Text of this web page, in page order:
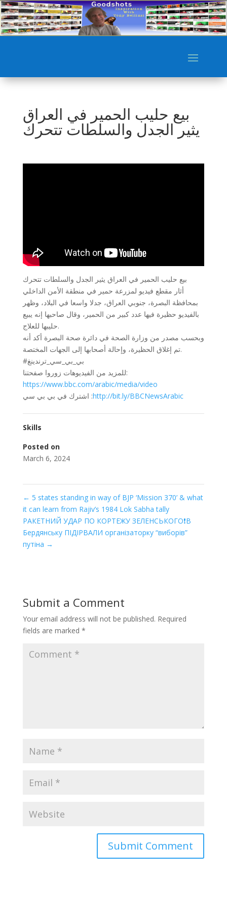
بيع حليب الحمير في العراق
يثير الجدل والسلطات تتحرك
بيع حليب الحمير في العراق يثير الجدل والسلطات تتحرك
أثار مقطع فيديو لمزرعة حمير في منطقة الأمن الداخلي
بمحافظة البصرة، جنوبي العراق، جدلا واسعا في البلاد، وظهر
بالفيديو حظيرة فيها عدد كبير من الحمير، وقال صاحبها إنه يبيع
حليبها للعلاج.
وبحسب مصدر من وزارة الصحة في دائرة صحة البصرة أكد أنه
تم إغلاق الحظيرة، وإحالة أصحابها إلى الجهات المختصة.
#بي_بي_سي_ترندينغ
للمزيد من الفيديوهات زوروا صفحتنا:
https://www.bbc.com/arabic/media/video
اشترك في بي بي سي :http://bit.ly/BBCNewsArabic
Skills
Posted on
March 6, 2024
← 5 states standing in way of BJP ‘Mission 370’ & what
it can learn from Rajiv’s 1984 Lok Sabha tally
РАКЕТНИЙ УДАР ПО КОРТЕЖУ ЗЕЛЕНСЬКОГО❗️В
Бердянську ПІДІРВАЛИ організаторку “виборів”
путіна →
Submit a Comment
Your email address will not be published. Required
fields are marked *